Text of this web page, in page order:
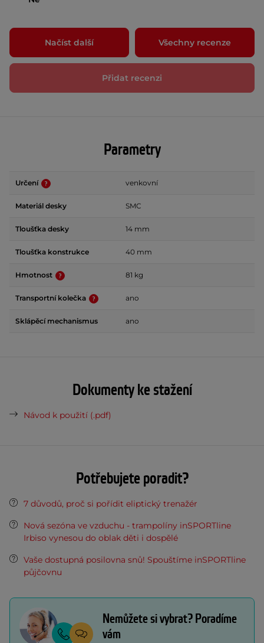
Načíst další Všechny recenze
Přidat recenzi
Parametry
Určení venkovní
Materiál desky SMC
Tloušťka desky 14 mm
Tloušťka konstrukce 40 mm
Hmotnost 81 kg
Transportní kolečka ano
Sklápěcí mechanismus ano
Dokumenty ke stažení
Návod k použití (.pdf)
Potřebujete poradit?
7 důvodů, proč si pořídit eliptický trenažér
Nová sezóna ve vzduchu - trampolíny inSPORTline
Irbiso vynesou do oblak děti i dospělé
Vaše dostupná posilovna snů! Spouštíme inSPORTline
půjčovnu
Nemůžete si vybrat? Poradíme
vám